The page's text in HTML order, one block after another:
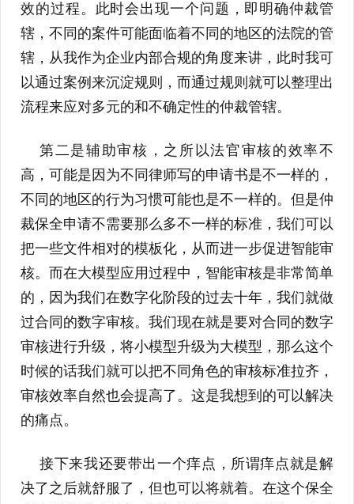
效的过程。此时会出现一个问题，即明确仲裁管
辖，不同的案件可能面临着不同的地区的法院的管
辖，从我作为企业内部合规的角度来讲，此时我可
以通过案例来沉淀规则，而通过规则就可以整理出
流程来应对多元的和不确定性的仲裁管辖。
第二是辅助审核，之所以法官审核的效率不
高，可能是因为不同律师写的申请书是不一样的，
不同的地区的行为习惯可能也是不一样的。但是仲
裁保全申请不需要那么多不一样的标准，我们可以
把一些文件相对的模板化，从而进一步促进智能审
核。而在大模型应用过程中，智能审核是非常简单
的，因为我们在数字化阶段的过去十年，我们就做
过合同的数字审核。我们现在就是要对合同的数字
审核进行升级，将小模型升级为大模型，那么这个
时候的话我们就可以把不同角色的审核标准拉齐，
审核效率自然也会提高了。这是我想到的可以解决
的痛点。
接下来我还要带出一个痒点，所谓痒点就是解
决了之后就舒服了，但也可以将就着。在这个保全